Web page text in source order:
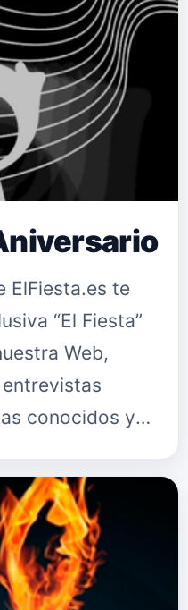
espacio abierto,
En esta
ElFiesta.es te
“El Fiesta”
Web,
conocidos y
sobre di…